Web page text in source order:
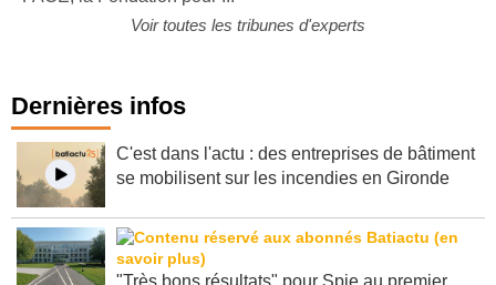
Dernières infos
C'est dans l'actu : des entreprises de bâtiment